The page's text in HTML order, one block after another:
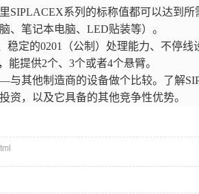
SIPLACEX系列的标称值都可以达到所
、笔记本电脑、LED贴装等）。
稳定的0201（公制）处理能力、不停线
提供2个、3个或者4个悬臂。
其他制造商的设备做个比较。了解
资，以及它具备的其他竞争性优势。